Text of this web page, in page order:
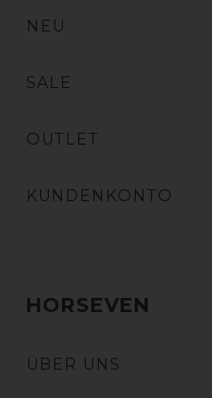
NEU
SALE
OUTLET
KUNDENKONTO
HORSEVEN
ÜBER UNS